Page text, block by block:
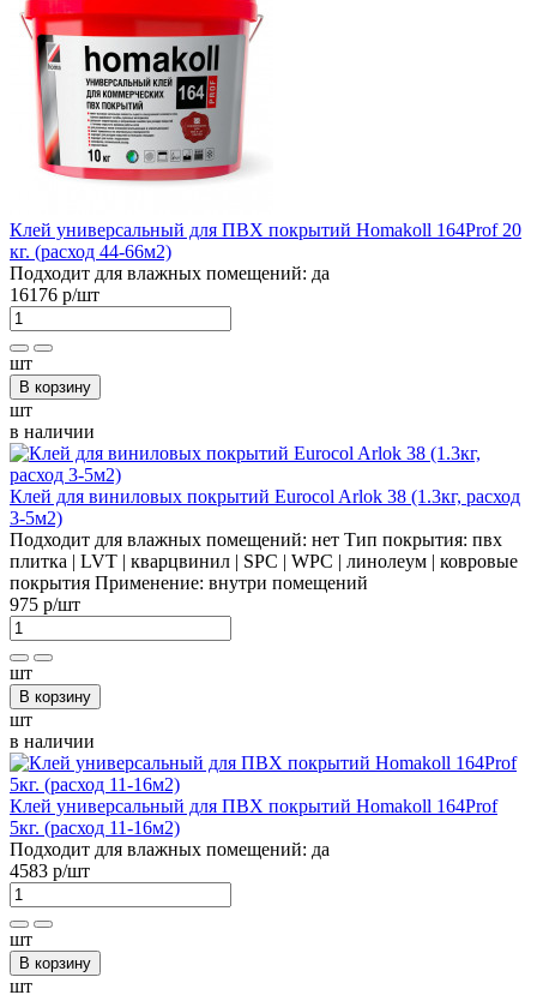
Клей универсальный для ПВХ покрытий Homakoll 164Prof 20
кг. (расход 44-66м2)
Подходит для влажных помещений: да
16176 р/шт
шт
В корзину
шт
в наличии
Клей для виниловых покрытий Eurocol Arlok 38 (1.3кг, расход
3-5м2)
Подходит для влажных помещений: нет Тип покрытия: пвх
плитка | LVT | кварцвинил | SPC | WPC | линолеум | ковровые
покрытия Применение: внутри помещений
975 р/шт
шт
В корзину
шт
в наличии
Клей универсальный для ПВХ покрытий Homakoll 164Prof
5кг. (расход 11-16м2)
Подходит для влажных помещений: да
4583 р/шт
шт
В корзину
шт